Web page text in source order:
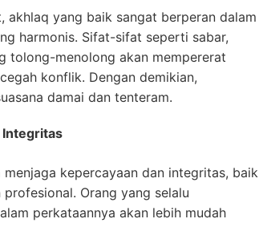
akhlaq yang baik sangat berperan dalam
harmonis. Sifat-sifat seperti sabar,
tolong-menolong akan mempererat
konflik. Dengan demikian,
damai dan tenteram.
Integritas
kepercayaan dan integritas, baik
Orang yang selalu
perkataannya akan lebih mudah